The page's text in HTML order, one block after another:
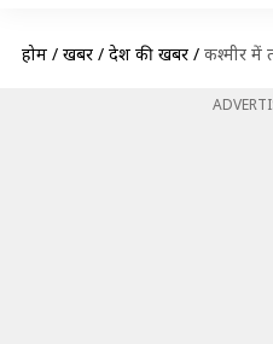
होम / खबरें / देश की खबरें / कश्मीर में तनावपूर्ण